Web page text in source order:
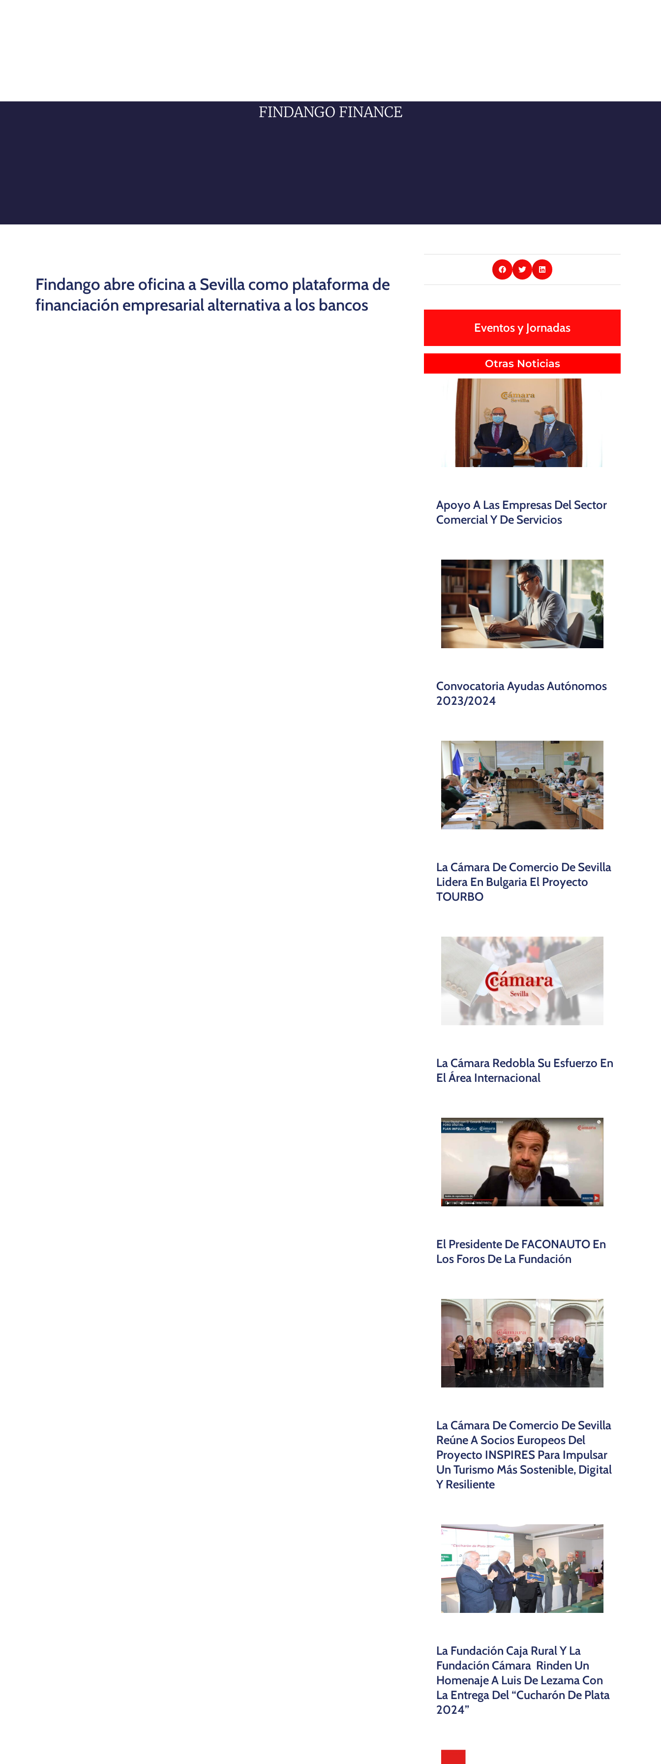
FINDANGO FINANCE
Findango abre oficina a Sevilla como plataforma de
financiación empresarial alternativa a los bancos
Eventos y Jornadas
Otras Noticias
Apoyo A Las Empresas Del Sector
Comercial Y De Servicios
Convocatoria Ayudas Autónomos
2023/2024
La Cámara De Comercio De Sevilla
Lidera En Bulgaria El Proyecto
TOURBO
La Cámara Redobla Su Esfuerzo En
El Área Internacional
El Presidente De FACONAUTO En
Los Foros De La Fundación
La Cámara De Comercio De Sevilla
Reúne A Socios Europeos Del
Proyecto INSPIRES Para Impulsar
Un Turismo Más Sostenible, Digital
Y Resiliente
La Fundación Caja Rural Y La
Fundación Cámara Rinden Un
Homenaje A Luis De Lezama Con
La Entrega Del “Cucharón De Plata
2024”